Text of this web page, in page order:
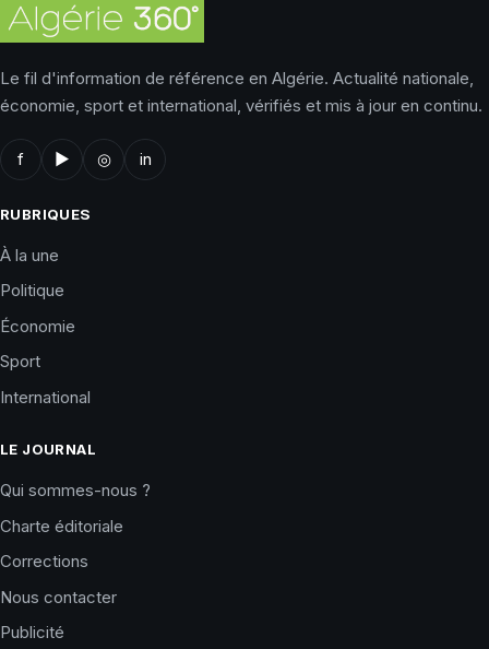
Le fil d'information de référence en Algérie. Actualité nationale,
économie, sport et international, vérifiés et mis à jour en continu.
f ▶ ◎ in
RUBRIQUES
À la une
Politique
Économie
Sport
International
LE JOURNAL
Qui sommes-nous ?
Charte éditoriale
Corrections
Nous contacter
Publicité